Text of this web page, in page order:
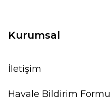
Kurumsal
İletişim
Havale Bildirim Formu